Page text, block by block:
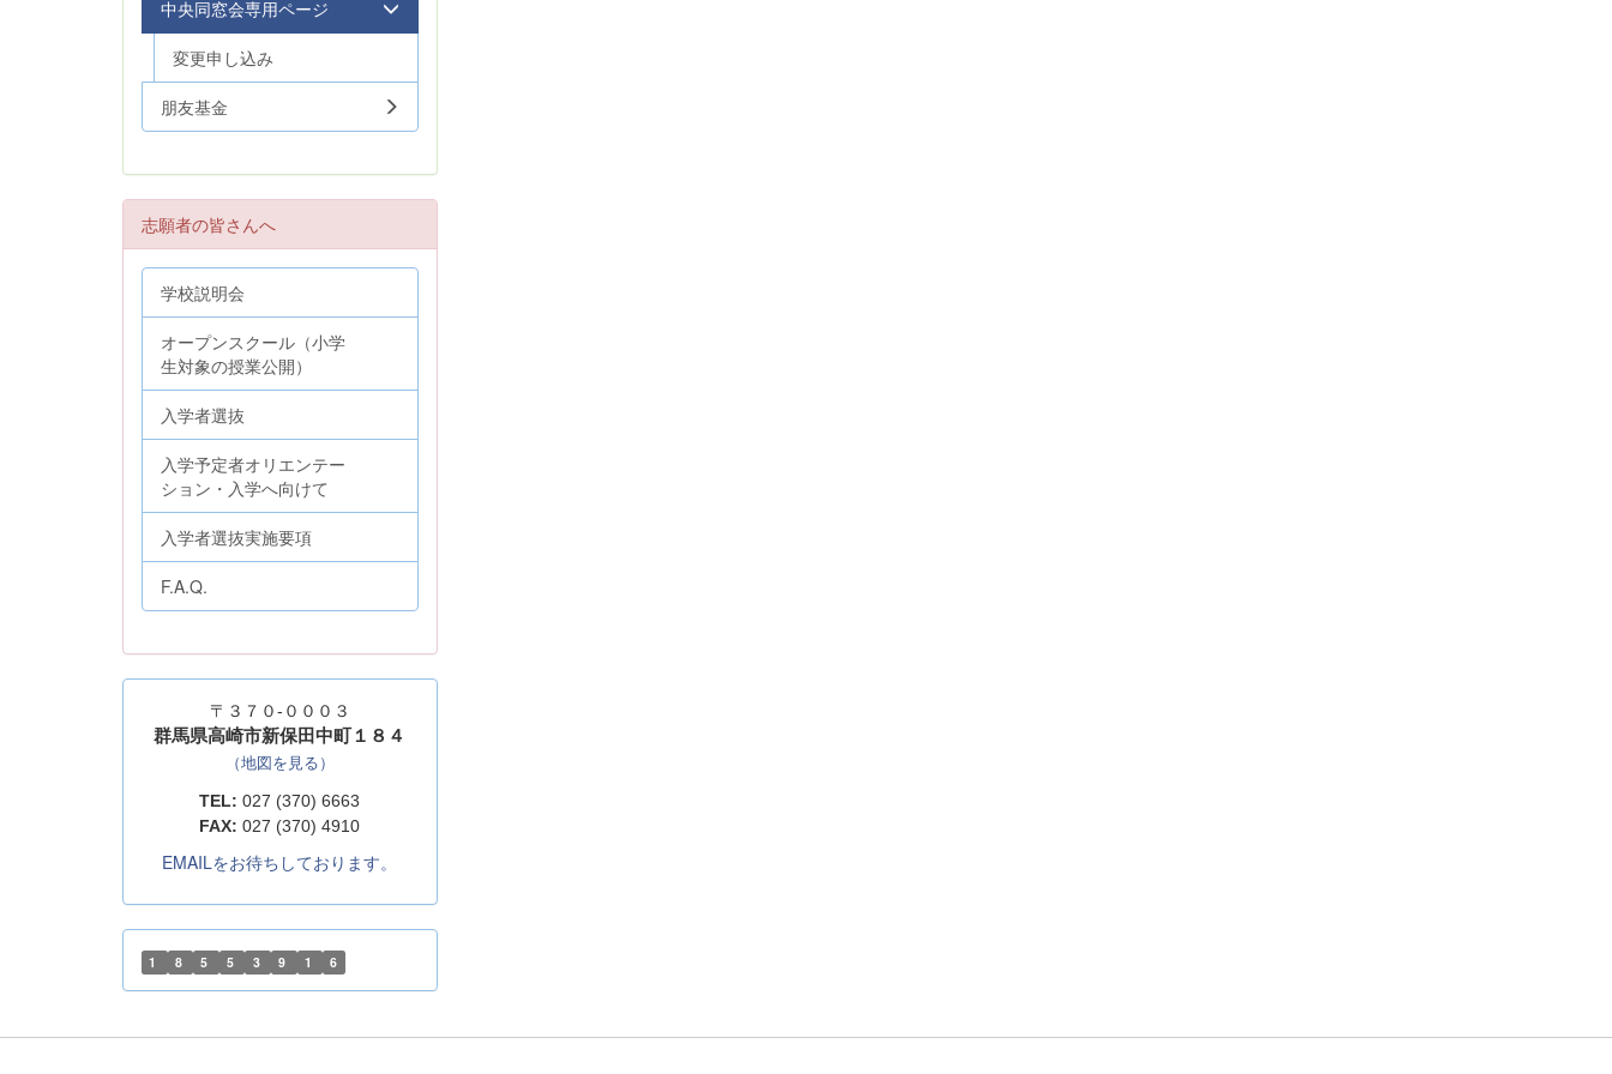
中央同窓会専用ページ
変更申し込み
朋友基金
志願者の皆さんへ
学校説明会
オープンスクール（小学
生対象の授業公開）
入学者選抜
入学予定者オリエンテー
ション・入学へ向けて
入学者選抜実施要項
F.A.Q.
〒３７０-０００３
群馬県高崎市新保田中町１８４
（地図を見る）
TEL: 027 (370) 6663
FAX: 027 (370) 4910
EMAILをお待ちしております。
1 8 5 5 3 9 1 6